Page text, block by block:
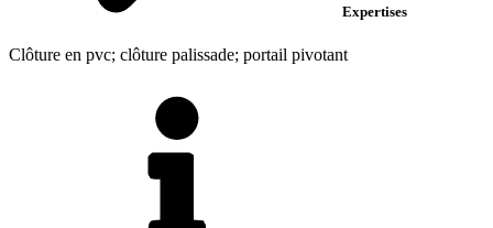
Expertises
Clôture en pvc; clôture palissade; portail pivotant